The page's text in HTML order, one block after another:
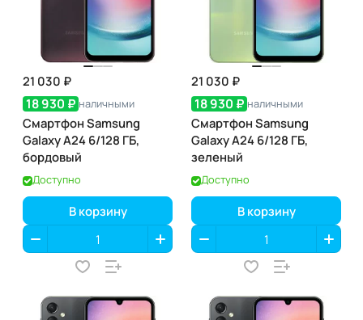
21 030 ₽
18 930 ₽ наличными
Смартфон Samsung
Galaxy A24 6/128 ГБ,
бордовый
Доступно
В корзину
21 030 ₽
18 930 ₽ наличными
Смартфон Samsung
Galaxy A24 6/128 ГБ,
зеленый
Доступно
В корзину